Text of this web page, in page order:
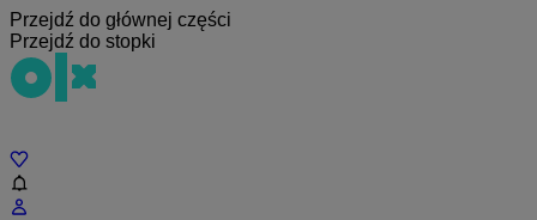
Przejdź do głównej części
Przejdź do stopki